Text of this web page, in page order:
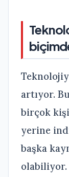
artıyor.
birçok
yerine
başka
olabiliyor.